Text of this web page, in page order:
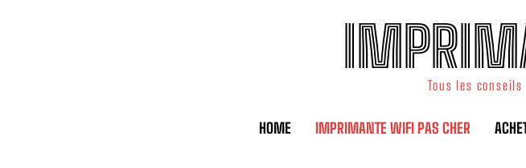
Tous les
HOME IMPRIMANTE WIFI PAS CHER